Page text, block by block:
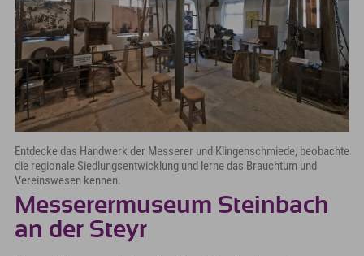
Entdecke das Handwerk der Messerer und Klingenschmiede, beobachte
die regionale Siedlungsentwicklung und lerne das Brauchtum und
Vereinswesen kennen.
Messerermuseum Steinbach
an der Steyr